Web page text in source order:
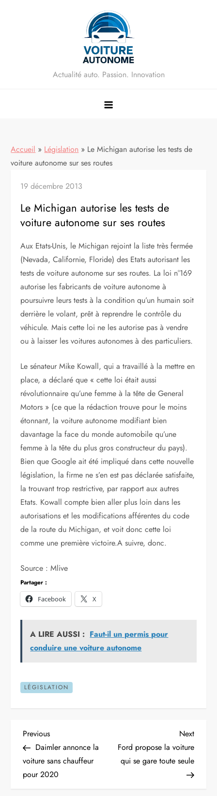
Actualité auto. Passion. Innovation
Accueil » Législation » Le Michigan autorise les tests de
voiture autonome sur ses routes
19 décembre 2013
Le Michigan autorise les tests de
voiture autonome sur ses routes
Aux Etats-Unis, le Michigan rejoint la liste très fermée
(Nevada, Californie, Floride) des Etats autorisant les
tests de voiture autonome sur ses routes. La loi n°169
autorise les fabricants de voiture autonome à
poursuivre leurs tests à la condition qu’un humain soit
derrière le volant, prêt à reprendre le contrôle du
véhicule. Mais cette loi ne les autorise pas à vendre
ou à laisser les voitures autonomes à des particuliers.
Le sénateur Mike Kowall, qui a travaillé à la mettre en
place, a déclaré que « cette loi était aussi
révolutionnaire qu’une femme à la tête de General
Motors » (ce que la rédaction trouve pour le moins
étonnant, la voiture autonome modifiant bien
davantage la face du monde automobile qu’une
femme à la tête du plus gros constructeur du pays).
Bien que Google ait été impliqué dans cette nouvelle
législation, la firme ne s’en est pas déclarée satisfaite,
la trouvant trop restrictive, par rapport aux autres
Etats. Kowall compte bien aller plus loin dans les
autorisations et les modifications afférentes du code
de la route du Michigan, et voit donc cette loi
comme une première victoire.A suivre, donc.
Source : Mlive
Partager :
Facebook
X
A LIRE AUSSI : Faut-il un permis pour
conduire une voiture autonome
LÉGISLATION
N
a
v
Previous
Post
Previous
Daimler annonce la
voiture sans chauffeur
pour 2020
Next
Post
Next
Ford propose la voiture
qui se gare toute seule